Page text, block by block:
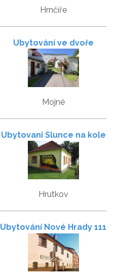
Hrnčíře
Ubytování ve dvoře
Mojné
Ubytovani Slunce na kole
Hrutkov
Ubytování Nové Hrady 111